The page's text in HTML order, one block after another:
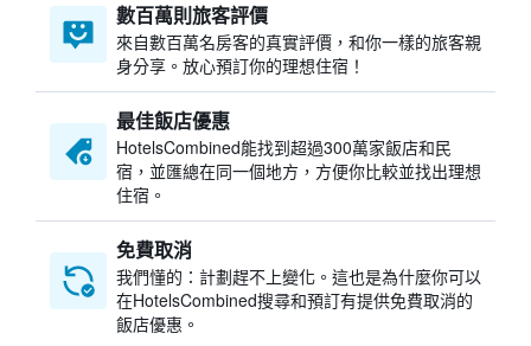
數百萬則旅客評價
來自數百萬名房客的真實評價，和你一樣的旅客親
身分享。放心預訂你的理想住宿！
最佳飯店優惠
HotelsCombined​能找到超過300萬家飯店和民
宿，並匯總在同一個地方，方便你比較並找出理想
住宿。
免費取消
我們懂的：計劃趕不上變化。這也是為什麼你可以
在HotelsCombined搜尋和預訂有提供免費取消的
飯店優惠。